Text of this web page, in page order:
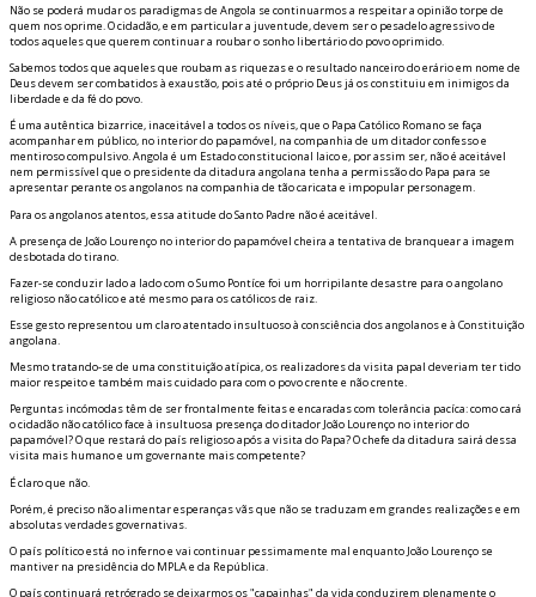
Não se poderá mudar os paradigmas de Angola se continuarmos a respeitar a opinião torpe de
quem nos oprime. O cidadão, e em particular a juventude, devem ser o pesadelo agressivo de
todos aqueles que querem continuar a roubar o sonho libertário do povo oprimido.
Sabemos todos que aqueles que roubam as riquezas e o resultado financeiro do erário em nome de
Deus devem ser combatidos à exaustão, pois até o próprio Deus já os constituiu em inimigos da
liberdade e da fé do povo.
É uma autêntica bizarrice, inaceitável a todos os níveis, que o Papa Católico Romano se faça
acompanhar em público, no interior do papamóvel, na companhia de um ditador confesso e
mentiroso compulsivo. Angola é um Estado constitucional laico e, por assim ser, não é aceitável
nem permissível que o presidente da ditadura angolana tenha a permissão do Papa para se
apresentar perante os angolanos na companhia de tão caricata e impopular personagem.
Para os angolanos atentos, essa atitude do Santo Padre não é aceitável.
A presença de João Lourenço no interior do papamóvel cheira a tentativa de branquear a imagem
desbotada do tirano.
Fazer-se conduzir lado a lado com o Sumo Pontífice foi um horripilante desastre para o angolano
religioso não católico e até mesmo para os católicos de raiz.
Esse gesto representou um claro atentado insultuoso à consciência dos angolanos e à Constituição
angolana.
Mesmo tratando-se de uma constituição atípica, os realizadores da visita papal deveriam ter tido
maior respeito e também mais cuidado para com o povo crente e não crente.
Perguntas incómodas têm de ser frontalmente feitas e encaradas com tolerância pacífica: como ficará
o cidadão não católico face à insultuosa presença do ditador João Lourenço no interior do
papamóvel? O que restará do país religioso após a visita do Papa? O chefe da ditadura sairá dessa
visita mais humano e um governante mais competente?
É claro que não.
Porém, é preciso não alimentar esperanças vãs que não se traduzam em grandes realizações e em
absolutas verdades governativas.
O país político está no inferno e vai continuar pessimamente mal enquanto João Lourenço se
mantiver na presidência do MPLA e da República.
O país continuará retrógrado se deixarmos os "capainhas" da vida conduzirem plenamente o